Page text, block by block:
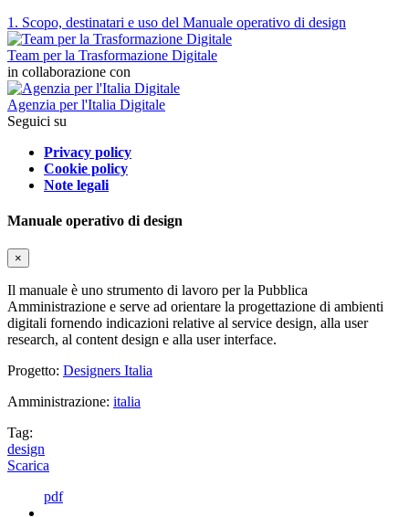
1. Scopo, destinatari e uso del Manuale operativo di design
Team per la Trasformazione Digitale
in collaborazione con
Agenzia per l'Italia Digitale
Seguici su
Privacy policy
Cookie policy
Note legali
Manuale operativo di design
×
Il manuale è uno strumento di lavoro per la Pubblica
Amministrazione e serve ad orientare la progettazione di ambienti
digitali fornendo indicazioni relative al service design, alla user
research, al content design e alla user interface.
Progetto: Designers Italia
Amministrazione: italia
Tag:
design
Scarica
pdf